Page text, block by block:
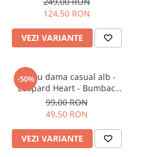
124,50 RON
VEZI VARIANTE
-50%
Tricou dama casual alb -
Leopard Heart - Bumbac
Organic
99,00 RON
49,50 RON
VEZI VARIANTE